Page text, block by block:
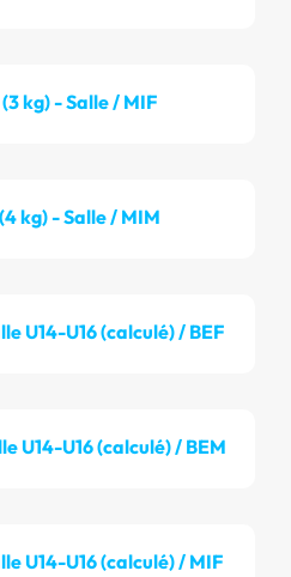
kg) - Salle / MIF
kg) - Salle / MIM
U14-U16 (calculé) / BEF
U14-U16 (calculé) / BEM
U14-U16 (calculé) / MIF